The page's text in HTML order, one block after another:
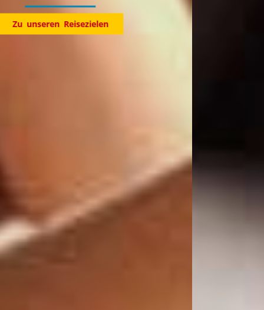
Entdecke jetzt unsere Reiseziele